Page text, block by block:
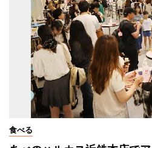
食べる